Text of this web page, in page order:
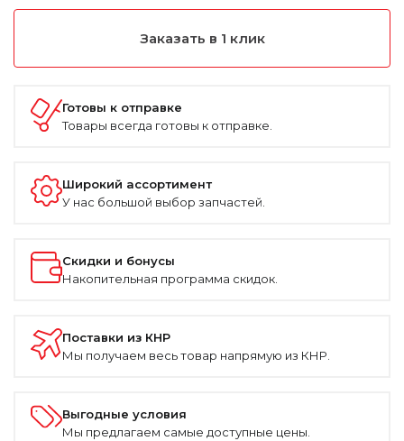
Заказать в 1 клик
Готовы к отправке
Товары всегда готовы к отправке.
Широкий ассортимент
У нас большой выбор запчастей.
Скидки и бонусы
Накопительная программа скидок.
Поставки из КНР
Мы получаем весь товар напрямую из КНР.
Выгодные условия
Мы предлагаем самые доступные цены.